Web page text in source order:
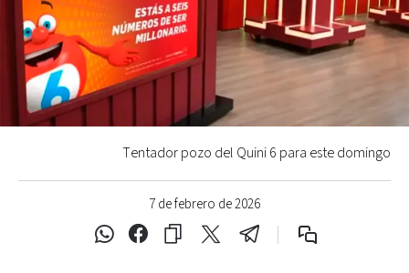
7 de febrero de 2026
Tentador pozo del Quini 6 para este domingo